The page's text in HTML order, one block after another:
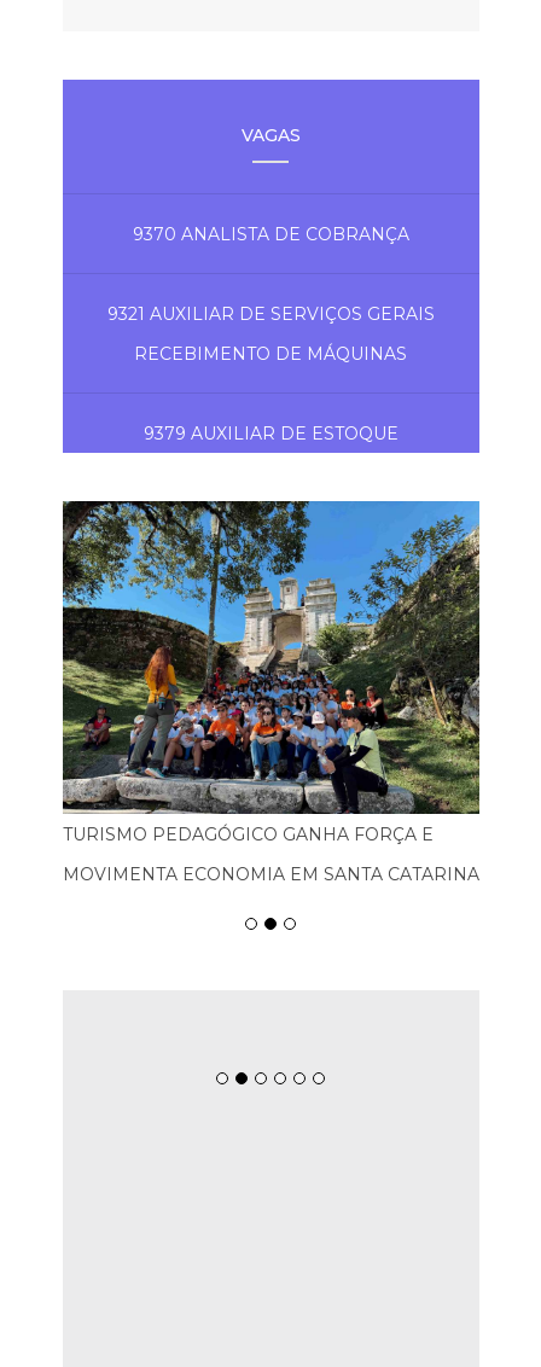
VAGAS
9370 ANALISTA DE COBRANÇA
9321 AUXILIAR DE SERVIÇOS GERAIS
RECEBIMENTO DE MÁQUINAS
9379 AUXILIAR DE ESTOQUE
TURISMO PEDAGÓGICO GANHA FORÇA E
MOVIMENTA ECONOMIA EM SANTA CATARINA